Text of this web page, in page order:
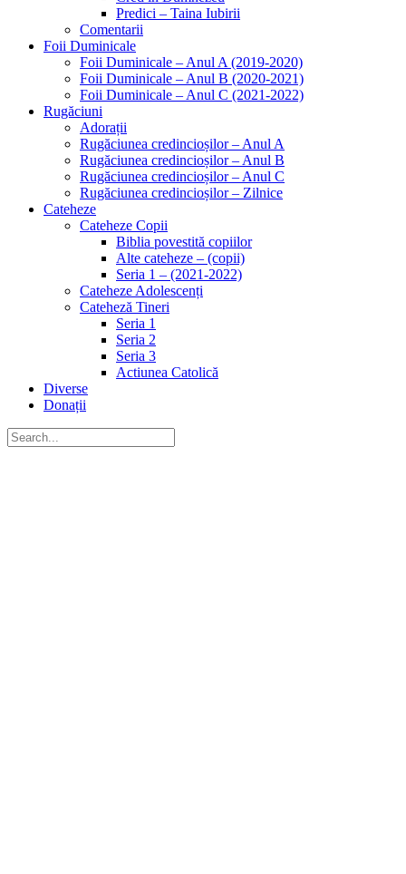
Predici – Taina Iubirii
Comentarii
Foii Duminicale
Foii Duminicale – Anul A (2019-2020)
Foii Duminicale – Anul B (2020-2021)
Foii Duminicale – Anul C (2021-2022)
Rugăciuni
Adorații
Rugăciunea credincioșilor – Anul A
Rugăciunea credincioșilor – Anul B
Rugăciunea credincioșilor – Anul C
Rugăciunea credincioșilor – Zilnice
Cateheze
Cateheze Copii
Biblia povestită copiilor
Alte cateheze – (copii)
Seria 1 – (2021-2022)
Cateheze Adolescenți
Cateheză Tineri
Seria 1
Seria 2
Seria 3
Actiunea Catolică
Diverse
Donații